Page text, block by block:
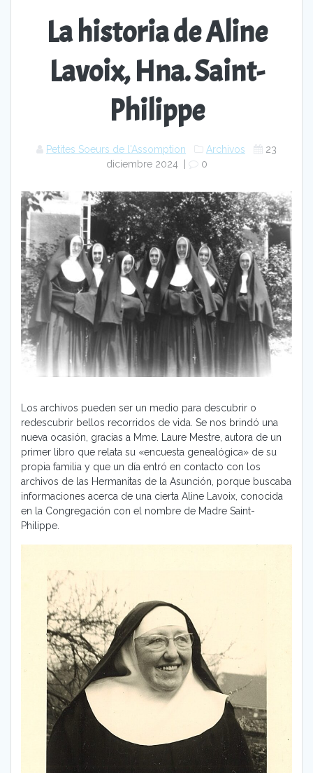
La historia de Aline
Lavoix, Hna. Saint-
Philippe
Petites Soeurs de l'Assomption Archivos
23
diciembre 2024
0
Los archivos pueden ser un medio para descubrir o
redescubrir bellos recorridos de vida. Se nos brindó una
nueva ocasión, gracias a Mme. Laure Mestre, autora de un
primer libro que relata su «encuesta genealógica» de su
propia familia y que un día entró en contacto con los
archivos de las Hermanitas de la Asunción, porque buscaba
informaciones acerca de una cierta Aline Lavoix, conocida
en la Congregación con el nombre de Madre Saint-
Philippe.